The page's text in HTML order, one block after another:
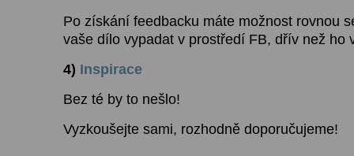
Po získání feedbacku máte možnost rovnou
vaše dílo vypadat v prostředí FB, dřív než ho
4) Inspirace
Bez té by to nešlo!
Vyzkoušejte sami, rozhodně doporučujeme!